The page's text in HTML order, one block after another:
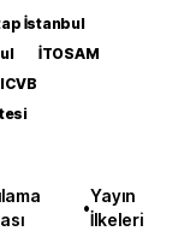
İstanbul
İTOSAM
ICVB
•
Yayın
İlkeleri